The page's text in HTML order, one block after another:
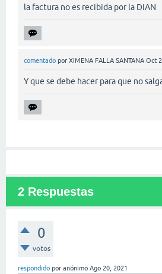
la factura no es recibida por la DIAN
comentado por XIMENA FALLA SANTANA Oct
Y que se debe hacer para que no
2 Respuestas
0
votos
respondido por anónimo Ago 20, 2021